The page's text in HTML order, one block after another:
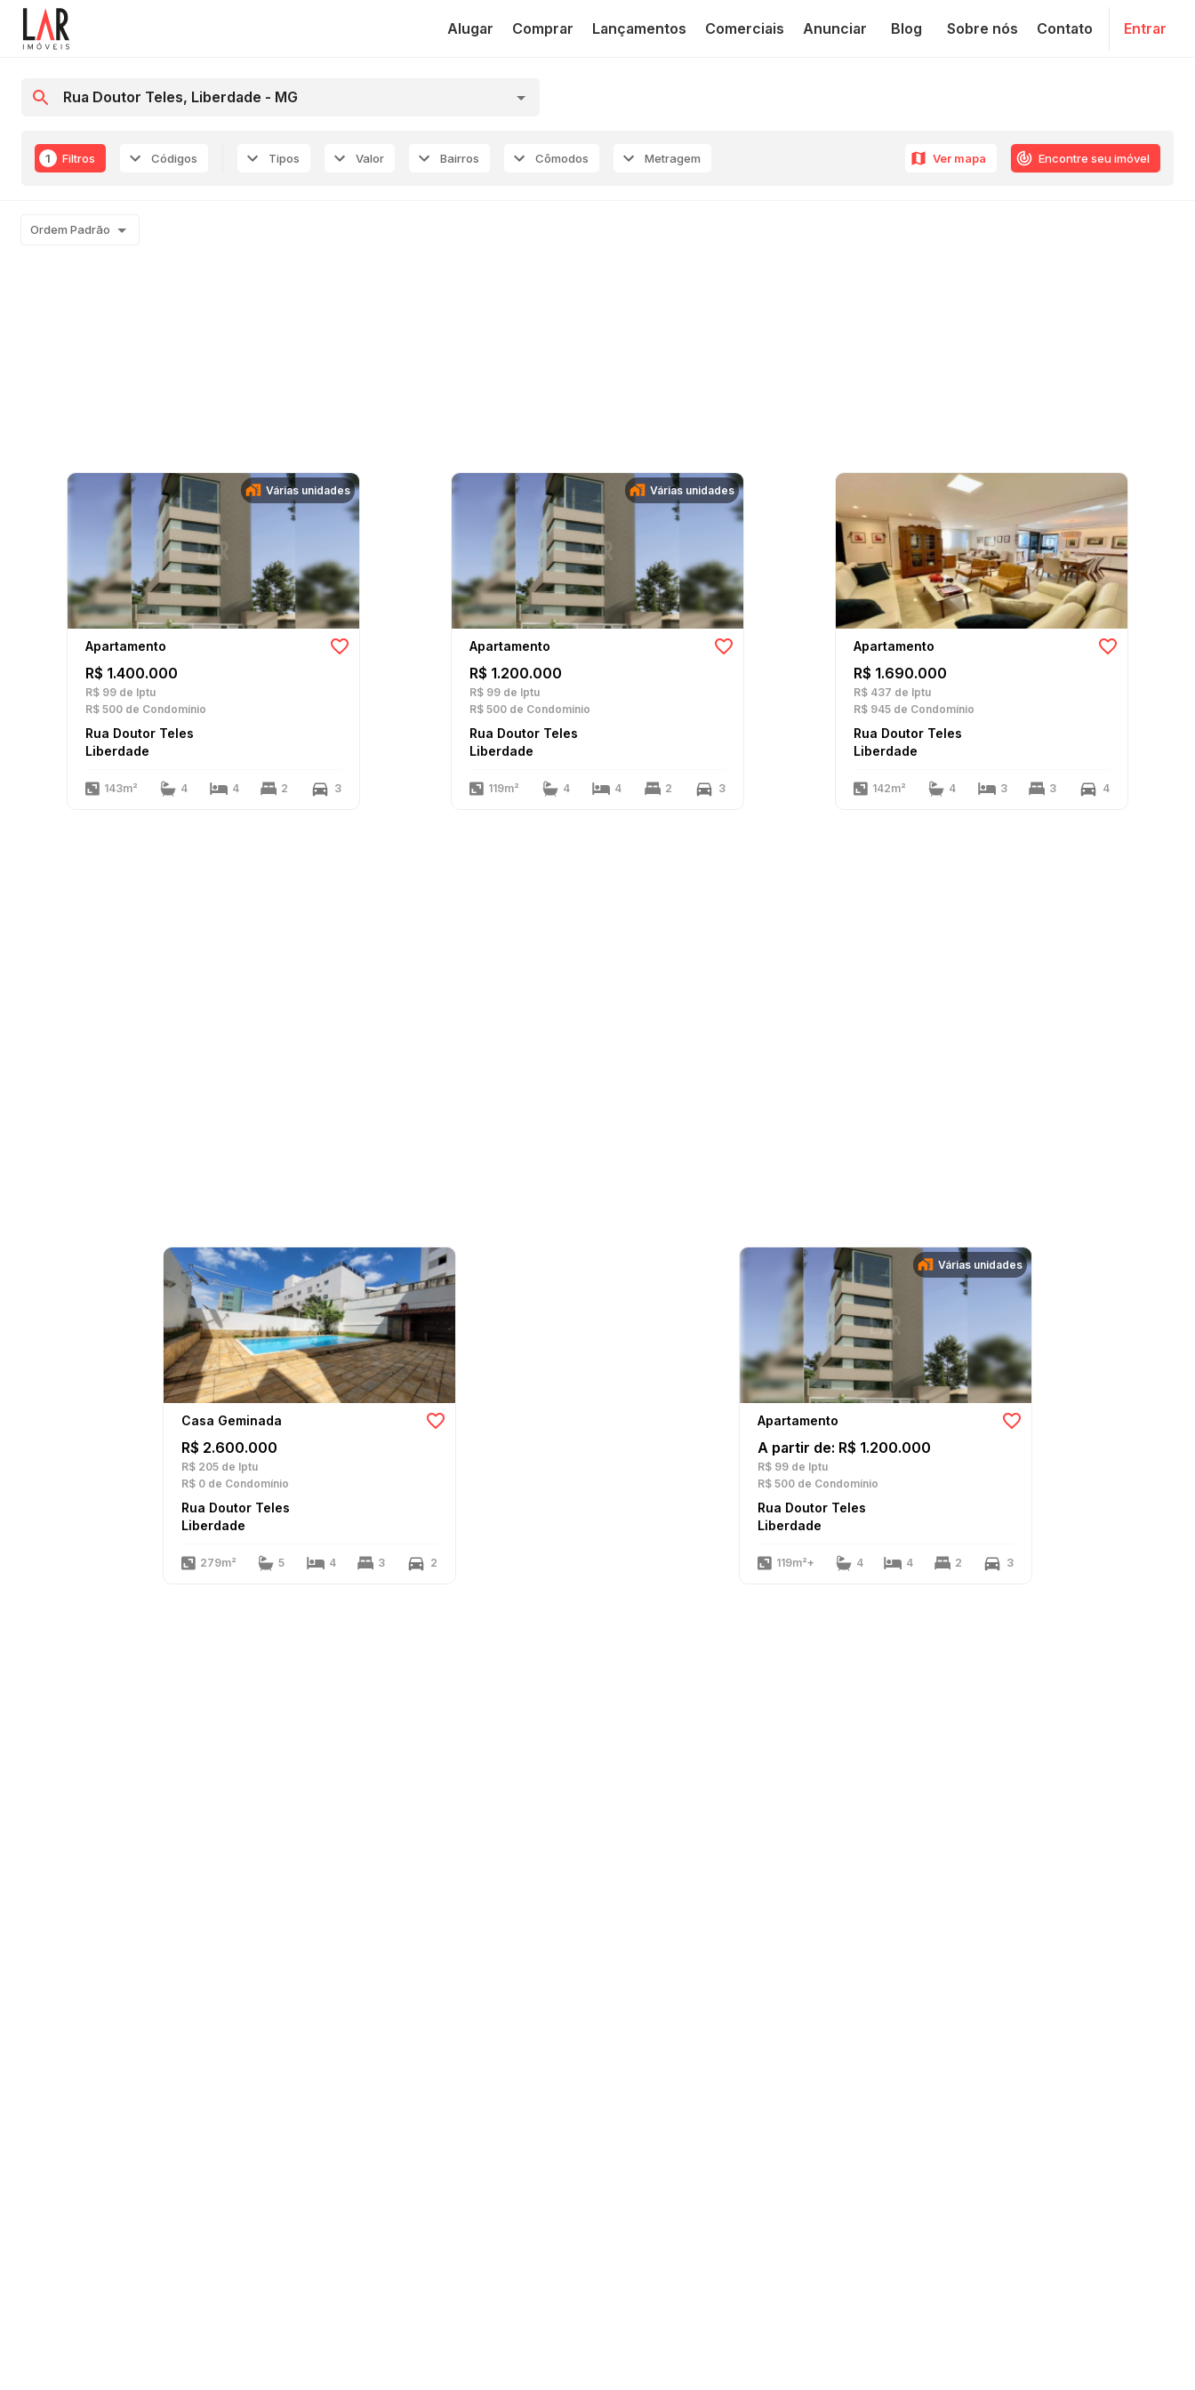
Alugar Comprar Lançamentos Comerciais Anunciar Blog Sobre nós Contato Entrar
1 Filtros Códigos Tipos Valor Bairros Cômodos Metragem Ver mapa Encontre seu imóvel
Ordem Padrão
Várias unidades
Apartamento
R$ 1.400.000
R$ 99 de Iptu
R$ 500 de Condomínio
Rua Doutor Teles
Liberdade
143m² 4 4 2 3
Várias unidades
Apartamento
R$ 1.200.000
R$ 99 de Iptu
R$ 500 de Condomínio
Rua Doutor Teles
Liberdade
119m² 4 4 2 3
Apartamento
R$ 1.690.000
R$ 437 de Iptu
R$ 945 de Condomínio
Rua Doutor Teles
Liberdade
142m² 4 3 3 4
Casa Geminada
R$ 2.600.000
R$ 205 de Iptu
R$ 0 de Condomínio
Rua Doutor Teles
Liberdade
279m² 5 4 3 2
Várias unidades
Apartamento
A partir de: R$ 1.200.000
R$ 99 de Iptu
R$ 500 de Condomínio
Rua Doutor Teles
Liberdade
119m²+ 4 4 2 3